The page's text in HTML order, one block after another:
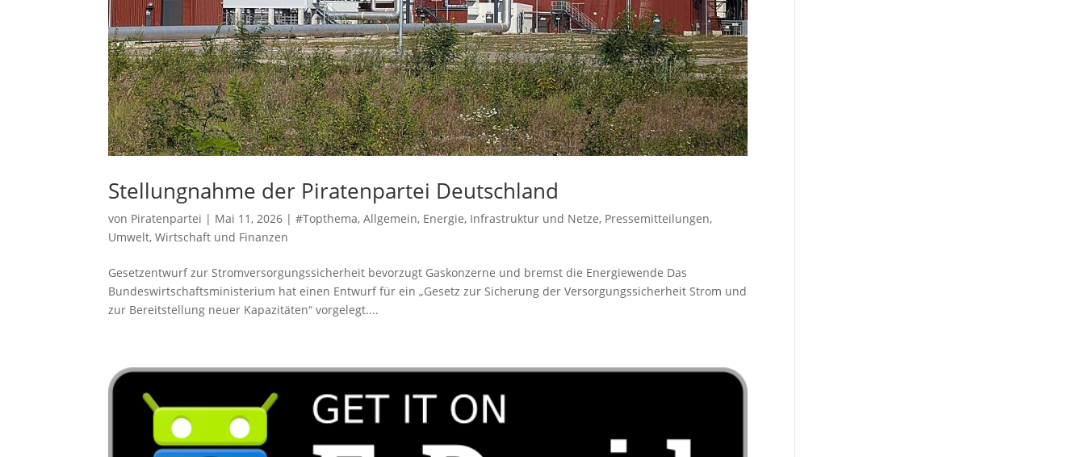
Stellungnahme der Piratenpartei Deutschland
von Piratenpartei | Mai 11, 2026 |#Topthema,Allgemein, Energie, Infrastruktur und Netze, Pressemitteilungen,
Umwelt,Wirtschaft und Finanzen
Gesetzentwurf zur Stromversorgungssicherheit bevorzugt Gaskonzerne und bremst die Energiewende Das
Bundeswirtschaftsministerium hat einen Entwurf für ein „Gesetz zur Sicherung der Versorgungssicherheit Strom und
zur Bereitstellung neuer Kapazitäten“ vorgelegt....